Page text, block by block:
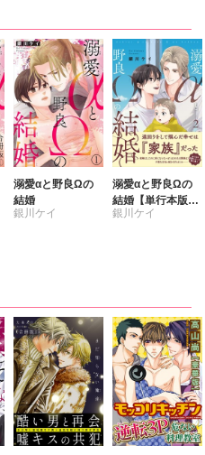
溺愛αと野良Ωの
結婚
銀川ケイ
溺愛αと野良Ωの
結婚【単行本版】
【電子書店特典付
銀川ケイ